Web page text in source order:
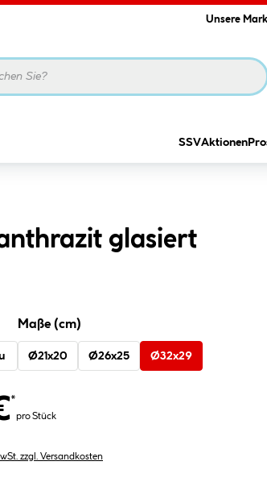
Unsere
SSVAktionen
glasiert
Maße (cm)
Ø21x20 Ø26x25 Ø32x29
*
pro Stück
zzgl. Versandkosten